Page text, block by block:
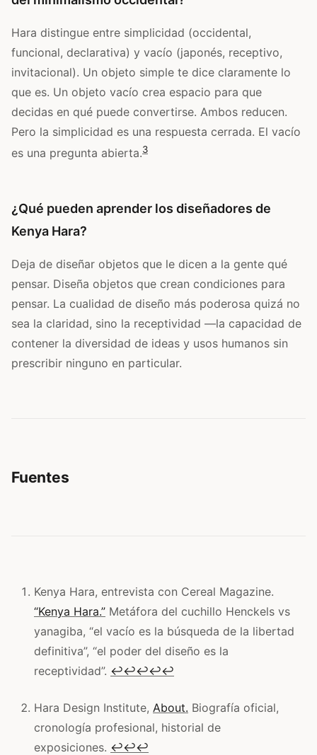
Hara distingue entre simplicidad (occidental,
funcional, declarativa) y vacío (japonés, receptivo,
invitacional). Un objeto simple te dice claramente lo
que es. Un objeto vacío crea espacio para que
decidas en qué puede convertirse. Ambos reducen.
Pero la simplicidad es una respuesta cerrada. El vacío
es una pregunta abierta.3
¿Qué pueden aprender los diseñadores de
Kenya Hara?
Deja de diseñar objetos que le dicen a la gente qué
pensar. Diseña objetos que crean condiciones para
pensar. La cualidad de diseño más poderosa quizá no
sea la claridad, sino la receptividad —la capacidad de
contener la diversidad de ideas y usos humanos sin
prescribir ninguno en particular.
Fuentes
Kenya Hara, entrevista con Cereal Magazine.
“Kenya Hara.” Metáfora del cuchillo Henckels vs
yanagiba, “el vacío es la búsqueda de la libertad
definitiva”, “el poder del diseño es la
receptividad”. ↩↩↩↩↩
Hara Design Institute, About. Biografía oficial,
cronología profesional, historial de
exposiciones. ↩↩↩